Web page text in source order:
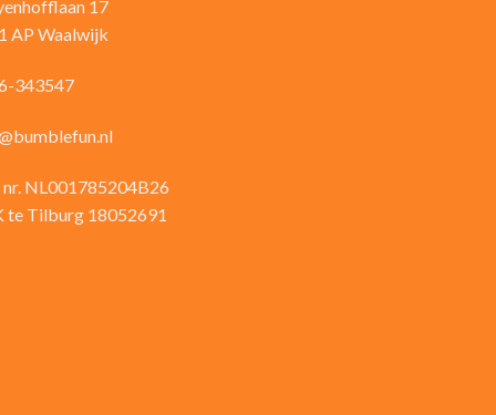
17
AP Waalwijk
343547
NL001785204B26
te Tilburg 18052691